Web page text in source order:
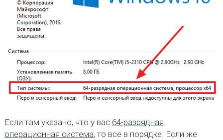
Если там указано, что у вас 64-разрядная
операционная система, то все в порядке. Если же